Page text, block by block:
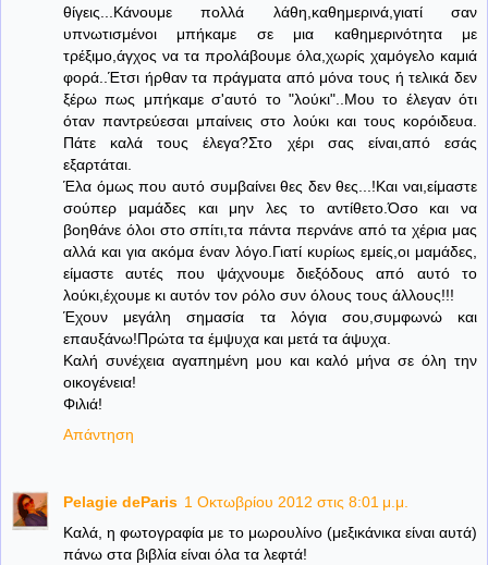
θίγεις...Κάνουμε πολλά λάθη,καθημερινά,γιατί σαν
υπνωτισμένοι μπήκαμε σε μια καθημερινότητα με
τρέξιμο,άγχος να τα προλάβουμε όλα,χωρίς χαμόγελο καμιά
φορά..Έτσι ήρθαν τα πράγματα από μόνα τους ή τελικά δεν
ξέρω πως μπήκαμε σ'αυτό το "λούκι"..Μου το έλεγαν ότι
όταν παντρεύεσαι μπαίνεις στο λούκι και τους κορόιδευα.
Πάτε καλά τους έλεγα?Στο χέρι σας είναι,από εσάς
εξαρτάται.
Έλα όμως που αυτό συμβαίνει θες δεν θες...!Και ναι,είμαστε
σούπερ μαμάδες και μην λες το αντίθετο.Όσο και να
βοηθάνε όλοι στο σπίτι,τα πάντα περνάνε από τα χέρια μας
αλλά και για ακόμα έναν λόγο.Γιατί κυρίως εμείς,οι μαμάδες,
είμαστε αυτές που ψάχνουμε διεξόδους από αυτό το
λούκι,έχουμε κι αυτόν τον ρόλο συν όλους τους άλλους!!!
Έχουν μεγάλη σημασία τα λόγια σου,συμφωνώ και
επαυξάνω!Πρώτα τα έμψυχα και μετά τα άψυχα.
Καλή συνέχεια αγαπημένη μου και καλό μήνα σε όλη την
οικογένεια!
Φιλιά!
Απάντηση
Pelagie deParis 1 Οκτωβρίου 2012 στις 8:01 μ.μ.
Καλά, η φωτογραφία με το μωρουλίνο (μεξικάνικα είναι αυτά)
πάνω στα βιβλία είναι όλα τα λεφτά!